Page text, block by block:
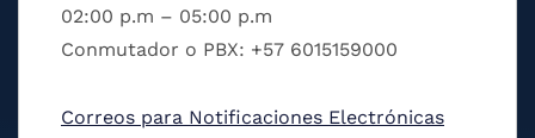
02:00 p.m – 05:00 p.m
Conmutador o PBX: +57 6015159000
Correos para Notificaciones Electrónicas